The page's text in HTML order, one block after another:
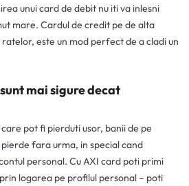
unui card de debit nu iti va inlesni
mare. Cardul de credit pe de alta
este un mod perfect de a cladi un
mai sigure decat
pot fi pierduti usor, banii de pe
fara urma, in special cand
personal. Cu AXI card poti primi
logarea pe profilul personal – poti